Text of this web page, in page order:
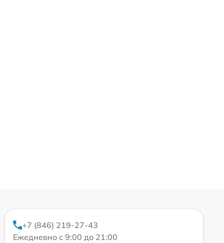
+7 (846) 219-27-43
Ежедневно с 9:00 до 21:00